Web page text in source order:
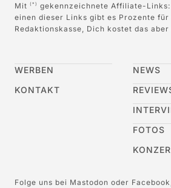
Mit (*)
gekennzeichnete Affiliate-
einen dieser Links gibt es Prozente für
Redaktionskasse, Dich kostet das
WERBEN
KONTAKT
NEWS
FOTOS
Folge uns bei Mastodon oder